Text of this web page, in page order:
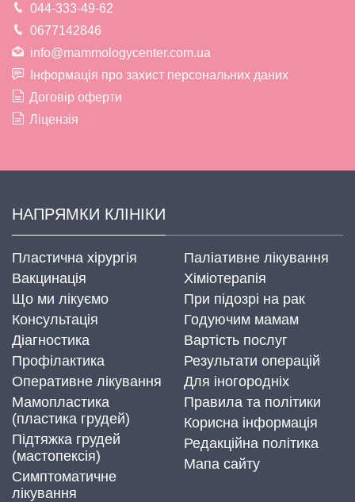
044-333-49-62
0677142846
info@mammologycenter.com.ua
Інформація про захист персональних даних
Договір оферти
Ліцензія
НАПРЯМКИ КЛІНІКИ
Пластична хірургія
Вакцинація
Що ми лікуємо
Консультація
Діагностика
Профілактика
Оперативне лікування
Мамопластика
(пластика грудей)
Підтяжка грудей
(мастопексія)
Симптоматичне
лікування
Паліативне лікування
Хіміотерапія
При підозрі на рак
Годуючим мамам
Вартість послуг
Результати операцій
Для іногородніх
Правила та політики
Корисна інформація
Редакційна політика
Мапа сайту